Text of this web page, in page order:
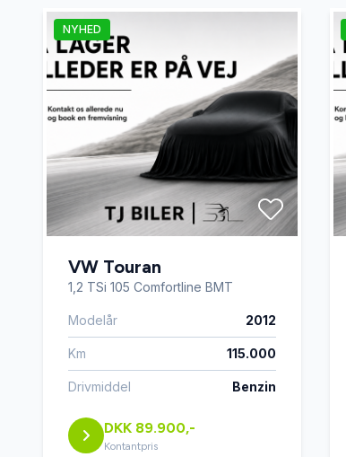
NYHED
VW Touran
1,2 TSi 105 Comfortline BMT
Modelår 2012
Km 115.000
Drivmiddel Benzin
DKK 89.900,-
Kontantpris